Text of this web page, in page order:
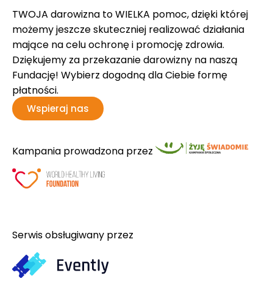
TWOJA darowizna to WIELKA pomoc, dzięki której
możemy jeszcze skuteczniej realizować działania
mające na celu ochronę i promocję zdrowia.
Dziękujemy za przekazanie darowizny na naszą
Fundację! Wybierz dogodną dla Ciebie formę
płatności.
Wspieraj nas
Kampania prowadzona przez
Serwis obsługiwany przez